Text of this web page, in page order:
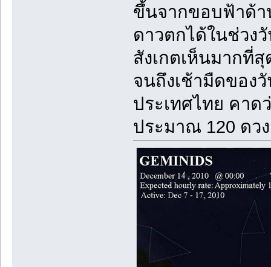
ขึ้นจากขอบฟ้าด้า
ดาวตกได้ในช่วง
สังเกตเห็นมากที่
จนถึงเช้ามืดของ
ประเทศไทย คาด
ประมาณ 120 ดว